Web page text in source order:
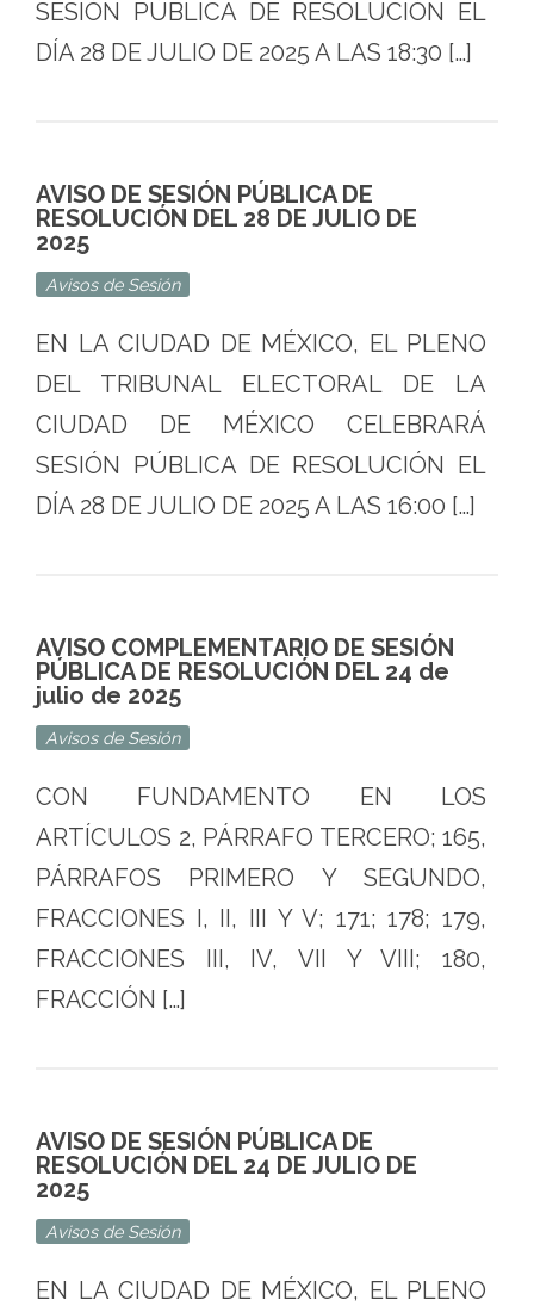
SESIÓN PÚBLICA DE RESOLUCIÓN EL
DÍA 28 DE JULIO DE 2025 A LAS 18:30 […]
AVISO DE SESIÓN PÚBLICA DE
RESOLUCIÓN DEL 28 DE JULIO DE
2025
Avisos de Sesión
EN LA CIUDAD DE MÉXICO, EL PLENO
DEL TRIBUNAL ELECTORAL DE LA
CIUDAD DE MÉXICO CELEBRARÁ
SESIÓN PÚBLICA DE RESOLUCIÓN EL
DÍA 28 DE JULIO DE 2025 A LAS 16:00 […]
AVISO COMPLEMENTARIO DE SESIÓN
PÚBLICA DE RESOLUCIÓN DEL 24 de
julio de 2025
Avisos de Sesión
CON FUNDAMENTO EN LOS
ARTÍCULOS 2, PÁRRAFO TERCERO; 165,
PÁRRAFOS PRIMERO Y SEGUNDO,
FRACCIONES I, II, III Y V; 171; 178; 179,
FRACCIONES III, IV, VII Y VIII; 180,
FRACCIÓN […]
AVISO DE SESIÓN PÚBLICA DE
RESOLUCIÓN DEL 24 DE JULIO DE
2025
Avisos de Sesión
EN LA CIUDAD DE MÉXICO, EL PLENO